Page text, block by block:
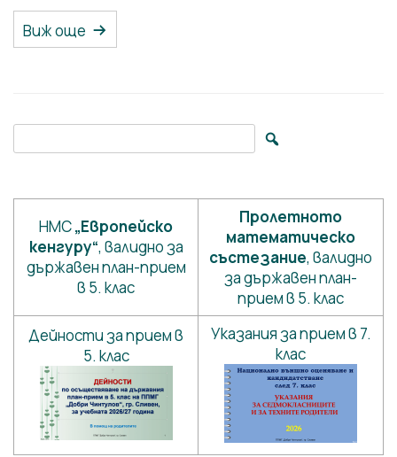
Виж още
Search for:
НМС„Европейско
кенгуру“, валидно за
държавен план-прием
в 5. клас
Пролетното
математическо
състезание, валидно
за държавен план-
прием в 5. клас
Дейности за прием в
5. клас
Указания за прием в 7.
клас